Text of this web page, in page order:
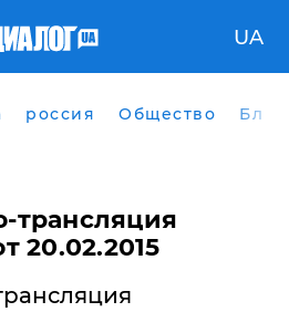
UA
россия Общество
трансляция
20.02.2015